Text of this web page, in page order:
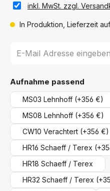
inkl. MwSt. zzgl.
In Produktion, Lieferzeit
Aufnahme passend
MS03 Lehnhoff (+356 €)
MS08 Lehnhoff (+356 €)
CW10 Verachtert (+356 €)
HR16 Schaeff / Terex
HR18 Schaeff / Terex
HR32 Schaeff / Terex